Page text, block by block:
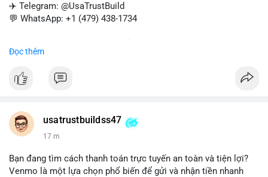
✈️ Telegram: @UsaTrustBuild
💬 WhatsApp: +1 (479) 438-1734
chuyển tiền, mobile deposit và thanh toán USDT.
#buyverifiedgo2bankaccounts
Đọc thêm
usatrustbuildss47
17 m
Bạn đang tìm cách thanh toán trực tuyến an toàn và tiện lợi?
Venmo là một lựa chọn phổ biến để gửi và nhận tiền nhanh